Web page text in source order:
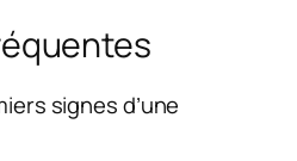
signes d’une